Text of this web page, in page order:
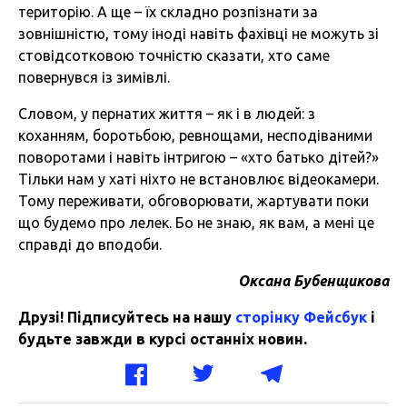
територію. А ще – їх складно розпізнати за
зовнішністю, тому іноді навіть фахівці не можуть зі
стовідсотковою точністю сказати, хто саме
повернувся із зимівлі.
Словом, у пернатих життя – як і в людей: з
коханням, боротьбою, ревнощами, несподіваними
поворотами і навіть інтригою – «хто батько дітей?»
Тільки нам у хаті ніхто не встановлює відеокамери.
Тому переживати, обговорювати, жартувати поки
що будемо про лелек. Бо не знаю, як вам, а мені це
справді до вподоби.
Оксана Бубенщикова
Друзі! Підписуйтесь на нашу сторінку Фейсбук і
будьте завжди в курсі останніх новин.